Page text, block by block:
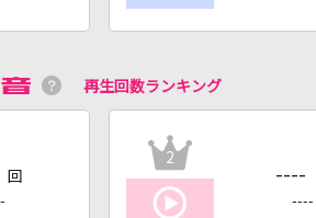
再生回数ランキング
回
2
----
----